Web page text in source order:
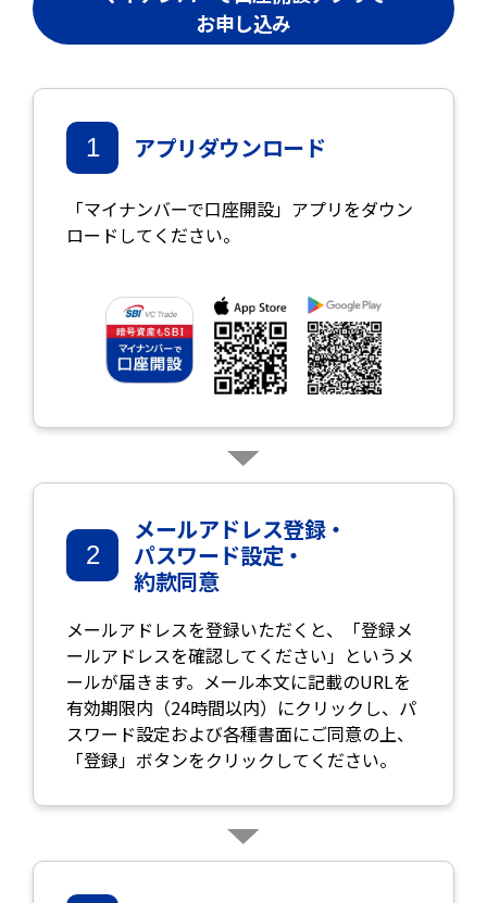
お申し込み
1 アプリダウンロード
「マイナンバーで口座開設」アプリをダウン
ロードしてください。
2
メールアドレス登録・
パスワード設定・
約款同意
メールアドレスを登録いただくと、「登録メ
ールアドレスを確認してください」というメ
ールが届きます。メール本文に記載のURLを
有効期限内（24時間以内）にクリックし、パ
スワード設定および各種書面にご同意の上、
「登録」ボタンをクリックしてください。